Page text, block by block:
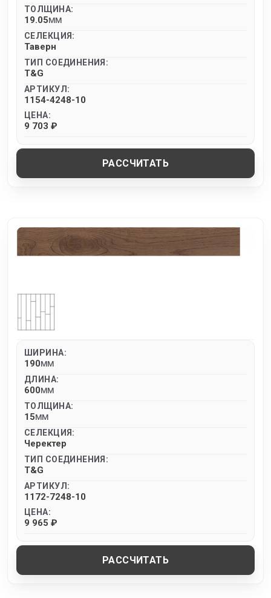
ТОЛЩИНА:
19.05MM
СЕЛЕКЦИЯ:
Таверн
ТИП СОЕДИНЕНИЯ:
T&G
АРТИКУЛ:
1154-4248-10
ЦЕНА:
9 703 ₽
РАССЧИТАТЬ
ШИРИНА:
190MM
ДЛИНА:
600MM
ТОЛЩИНА:
15MM
СЕЛЕКЦИЯ:
Черектер
ТИП СОЕДИНЕНИЯ:
T&G
АРТИКУЛ:
1172-7248-10
ЦЕНА:
9 965 ₽
РАССЧИТАТЬ